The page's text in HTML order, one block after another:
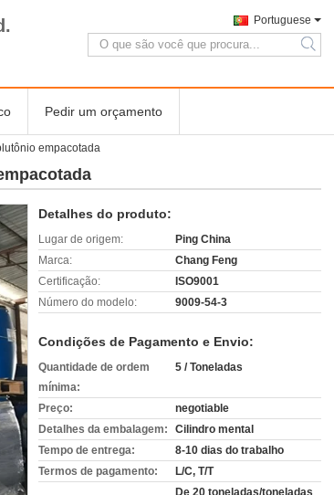
Portuguese
search
Pedir um orçamento
empacotada
Detalhes do produto:
Lugar de origem:
Ping China
Marca:
Chang Feng
Certificação:
ISO9001
Número do modelo:
9009-54-3
Condições de Pagamento e Envio:
Quantidade de ordem
mínima:
5 / Toneladas
Preço:
negotiable
Detalhes da embalagem:
Cilindro mental
Tempo de entrega:
8-10 dias do trabalho
Termos de pagamento:
L/C, T/T
De 20 toneladas/toneladas